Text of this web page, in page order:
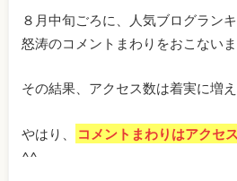
８月中旬ごろに、人気ブログランキ
怒涛のコメントまわりをおこない
その結果、アクセス数は着実に増え
やはり、 コメントまわりはアクセ
^^